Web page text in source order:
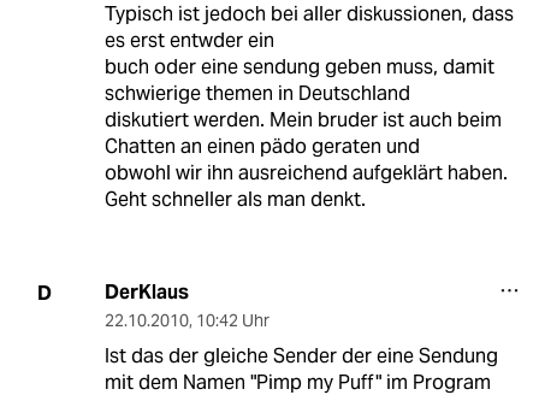
Typisch ist jedoch bei aller diskussionen, dass
es erst entwder ein
buch oder eine sendung geben muss, damit
schwierige themen in Deutschland
diskutiert werden. Mein bruder ist auch beim
Chatten an einen pädo geraten und
obwohl wir ihn ausreichend aufgeklärt haben.
Geht schneller als man denkt.
D DerKlaus
22.10.2010, 10:42 Uhr
Ist das der gleiche Sender der eine Sendung
mit dem Namen "Pimp my Puff" im Program